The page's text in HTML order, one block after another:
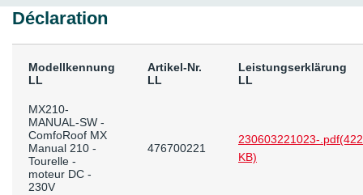
Déclaration
Modellkennung
LL
Artikel-Nr.
LL
Leistungserklärung
LL
MX210-
MANUAL-SW -
ComfoRoof MX
Manual 210 -
Tourelle -
moteur DC -
230V
476700221
230603221023-.pdf(422
KB)